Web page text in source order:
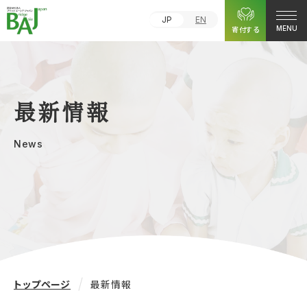
JP
EN
寄付する
MENU
最新情報
News
トップページ 最新情報